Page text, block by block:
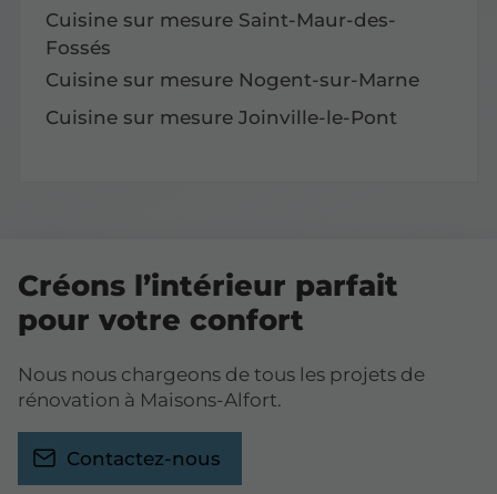
Cuisine sur mesure Saint-Maur-des-
Fossés
Cuisine sur mesure Nogent-sur-Marne
Cuisine sur mesure Joinville-le-Pont
Créons l’intérieur parfait
pour votre confort
Nous nous chargeons de tous les projets de
rénovation à Maisons-Alfort.
Contactez-nous